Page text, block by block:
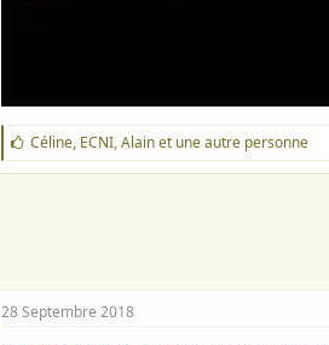
J
'
a
Céline, ECNI,Alainet une autre personne
28 Septembre 2018